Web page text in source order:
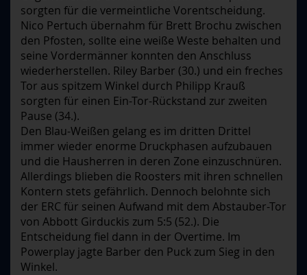
sorgten für die vermeintliche Vorentscheidung.
Nico Pertuch übernahm für Brett Brochu zwischen
den Pfosten, sollte eine weiße Weste behalten und
seine Vordermänner konnten den Anschluss
wiederherstellen. Riley Barber (30.) und ein freches
Tor aus spitzem Winkel durch Philipp Krauß
sorgten für einen Ein-Tor-Rückstand zur zweiten
Pause (34.).
Den Blau-Weißen gelang es im dritten Drittel
immer wieder enorme Druckphasen aufzubauen
und die Hausherren in deren Zone einzuschnüren.
Allerdings blieben die Roosters mit ihren schnellen
Kontern stets gefährlich. Dennoch belohnte sich
der ERC für seinen Aufwand mit dem Abstauber-Tor
von Abbott Girduckis zum 5:5 (52.). Die
Entscheidung fiel dann in der Overtime. Im
Powerplay jagte Barber den Puck zum Sieg in den
Winkel.